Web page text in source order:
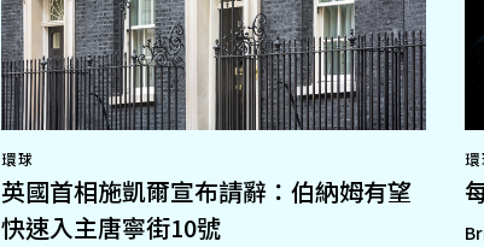
環球
英國首相施凱爾宣布請辭：伯納姆有望
快速入主唐寧街10號
環